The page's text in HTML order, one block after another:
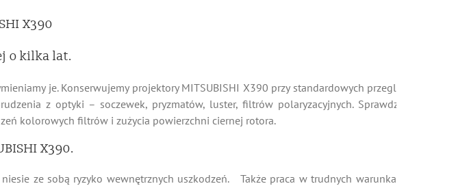
X390
o kilka lat.
je. Konserwujemy projektory MITSUBISHI X390 przy standardowych przeglądach
z optyki – soczewek, pryzmatów, luster, filtrów polaryzacyjnych. Sprawdzamy i
kolorowych filtrów i zużycia powierzchni ciernej rotora.
X390.
ze sobą ryzyko wewnętrznych uszkodzeń. Także praca w trudnych warunkach jak